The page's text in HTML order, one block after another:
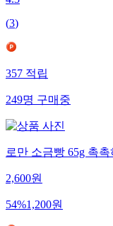
(3)
357 적립
249명 구매중
로만 소금빵 65g 촉
2,600원
54%1,200원